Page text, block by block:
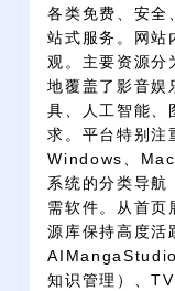
各类免费、安全
站式服务。网站
观。主要资源分
地覆盖了影音娱
具、人工智能、
求。平台特别注
Windows、
系统的分类导航
需软件。从首页
源库保持高度活
知识管理）、